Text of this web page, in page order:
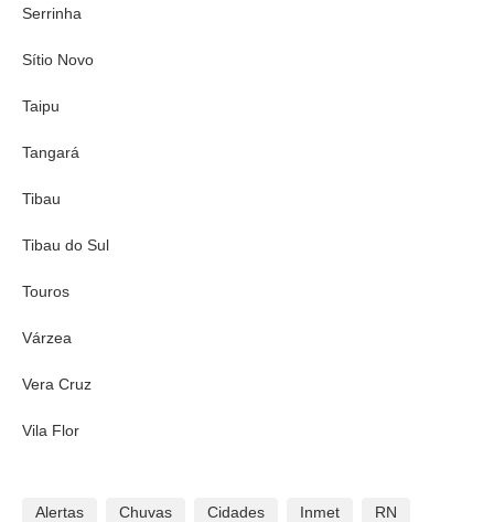
Serrinha
Sítio Novo
Taipu
Tangará
Tibau
Tibau do Sul
Touros
Várzea
Vera Cruz
Vila Flor
Alertas Chuvas Cidades Inmet RN